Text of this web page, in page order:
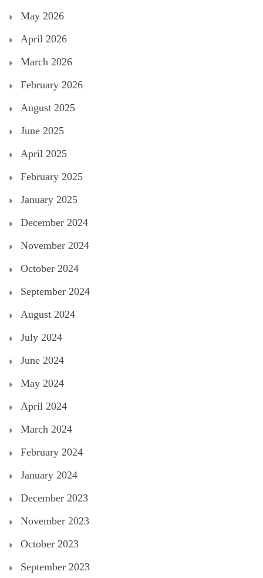
May 2026
April 2026
March 2026
February 2026
August 2025
June 2025
April 2025
February 2025
January 2025
December 2024
November 2024
October 2024
September 2024
August 2024
July 2024
June 2024
May 2024
April 2024
March 2024
February 2024
January 2024
December 2023
November 2023
October 2023
September 2023